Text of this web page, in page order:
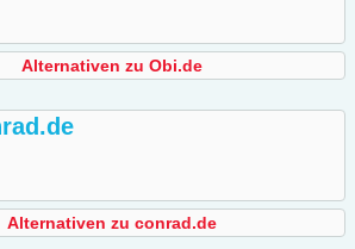
Alternativen zu Obi.de
Alternativen zu conrad.de